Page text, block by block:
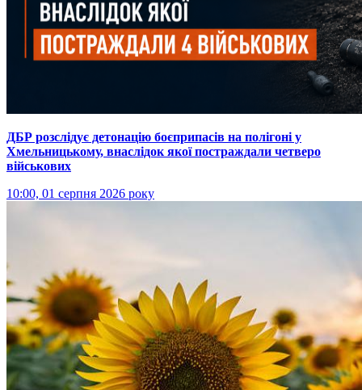
ДБР розслідує детонацію боєприпасів на полігоні у
Хмельницькому, внаслідок якої постраждали четверо
військових
10:00, 01 серпня 2026 року